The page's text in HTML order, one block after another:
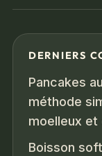
DERNIERS
Pancakes
méthode
moelleux
Boisson